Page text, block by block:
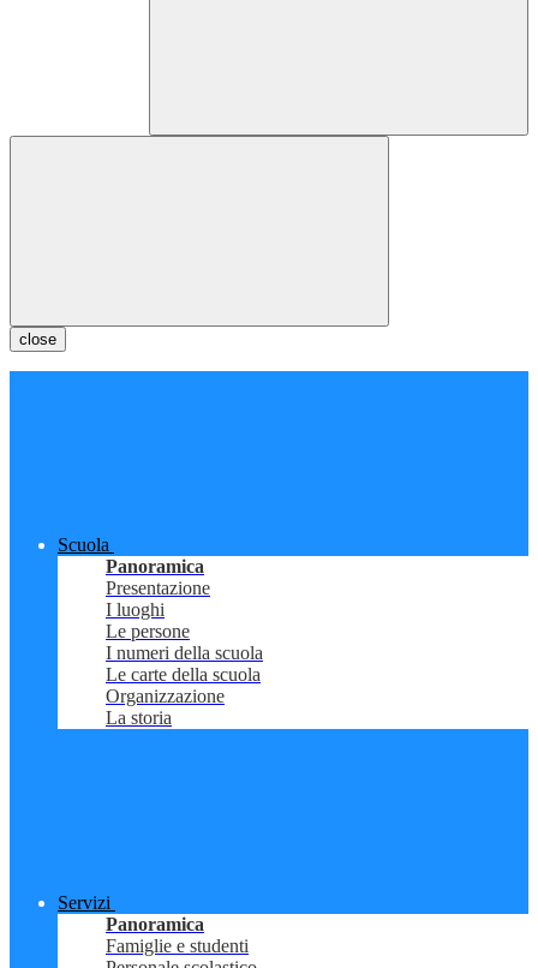
close
Scuola
Panoramica
Presentazione
I luoghi
Le persone
I numeri della scuola
Le carte della scuola
Organizzazione
La storia
Servizi
Panoramica
Famiglie e studenti